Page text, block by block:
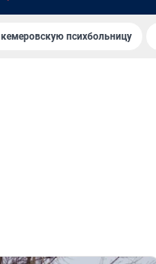
психбольницу